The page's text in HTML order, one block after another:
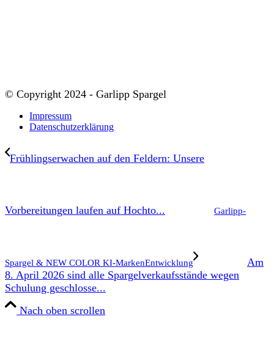
© Copyright 2024 - Garlipp Spargel
Impressum
Datenschutzerklärung
Frühlingserwachen auf den Feldern: Unsere
Vorbereitungen laufen auf Hochto... Garlipp-
Spargel & NEW COLOR KI-MarkenEntwicklung
Am
8. April 2026 sind alle Spargelverkaufsstände wegen
Schulung geschlosse...
Nach oben scrollen